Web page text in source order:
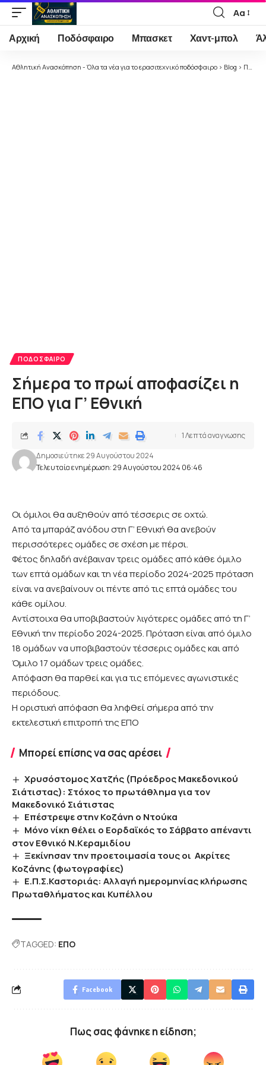
Font
Resizer
Αα
Αρχική Ποδόσφαιρο Μπασκετ Χαντ-μπολ
Αθλητική Ανασκόπηση - Όλα τα νέα για το ερασιτεχνικό ποδόσφαιρο > Blog > Ποδόσφαιρο
ΠΟΔΌΣΦΑΙΡΟ
Σήμερα το πρωί αποφασίζει η
ΕΠΟ για Γ’ Εθνική
Τελευταία ενημέρωση: 29 Αυγούστου 2024 06:46
Δημοσιεύτηκε 29 Αυγούστου 2024
1 Λεπτά αναγνωσης
Οι όμιλοι θα αυξηθούν από τέσσερις σε οχτώ.
Από τα μπαράζ ανόδου στη Γ’ Εθνική θα ανεβούν
περισσότερες ομάδες σε σχέση με πέρσι.
Φέτος δηλαδή ανέβαιναν τρεις ομάδες από κάθε όμιλο
των επτά ομάδων και τη νέα περίοδο 2024-2025 πρόταση
είναι να ανεβαίνουν οι πέντε από τις επτά ομάδες του
κάθε ομίλου.
Αντίστοιχα θα υποβιβαστούν λιγότερες ομάδες από τη Γ’
Εθνική την περίοδο 2024-2025. Πρόταση είναι από όμιλο
18 ομάδων να υποβιβαστούν τέσσερις ομάδες και από
Όμιλο 17 ομάδων τρεις ομάδες.
Απόφαση θα παρθεί και για τις επόμενες αγωνιστικές
περιόδους.
Η οριστική απόφαση θα ληφθεί σήμερα από την
εκτελεστική επιτροπή της ΕΠΟ
Μπορεί επίσης να σας αρέσει
Χρυσόστομος Χατζής (Πρόεδρος Μακεδονικού
Σιάτιστας): Στόχος το πρωτάθλημα για τον
Μακεδονικό Σιάτιστας
Επέστρεψε στην Κοζάνη ο Ντούκα
Mόνο νίκη θέλει ο Εορδαϊκός το Σάββατο απέναντι
στον Εθνικό Ν.Κεραμιδίου
Ξεκίνησαν την προετοιμασία τους οι Ακρίτες
Κοζάνης (φωτογραφίες)
Ε.Π.Σ.Καστοριάς: Αλλαγή ημερομηνίας κλήρωσης
Πρωταθλήματος και Κυπέλλου
TAGGED: ΕΠΟ
Facebook
Πως σας φάνηκε η είδηση;